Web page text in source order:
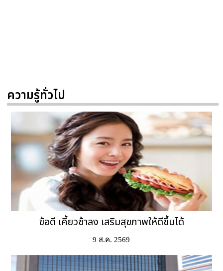
ความรู้ทั่วไป
ข้อดี เคี้ยวช้าลง เสริมสุขภาพให้ดีขึ้นได้
9 ส.ค. 2569